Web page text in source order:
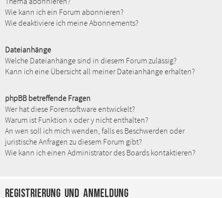
Wie kann ich ein Forum abonnieren?
Wie deaktiviere ich meine Abonnements?
Dateianhänge
Welche Dateianhänge sind in diesem Forum zulässig?
Kann ich eine Übersicht all meiner Dateianhänge erhalten?
phpBB betreffende Fragen
Wer hat diese Forensoftware entwickelt?
Warum ist Funktion x oder y nicht enthalten?
An wen soll ich mich wenden, falls es Beschwerden oder
juristische Anfragen zu diesem Forum gibt?
Wie kann ich einen Administrator des Boards kontaktieren?
Registrierung und Anmeldung